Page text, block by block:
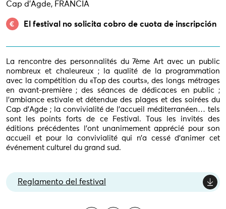
Cap d'Agde, FRANCIA
El festival no solicita cobro de cuota de inscripción
La rencontre des personnalités du 7ème Art avec un public
nombreux et chaleureux ; la qualité de la programmation
avec la compétition du «Top des courts», des longs métrages
en avant-première ; des séances de dédicaces en public ;
l’ambiance estivale et détendue des plages et des soirées du
Cap d’Agde ; la convivialité de l’accueil méditerranéen… tels
sont les points forts de ce Festival. Tous les invités des
éditions précédentes l’ont unanimement apprécié pour son
accueil et pour la convivialité qui n’a cessé d’animer cet
événement culturel du grand sud.
Reglamento del festival